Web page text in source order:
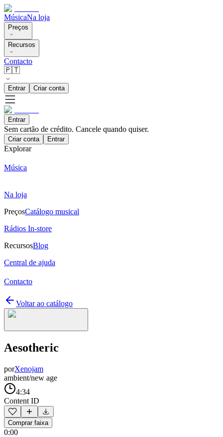
MúsicaNa loja
Preços
Recursos
Contacto
🇵🇹
Entrar Criar conta
Entrar
Sem cartão de crédito. Cancele quando quiser.
Criar conta Entrar
Explorar
Música
Na loja
PreçosCatálogo musical
Rádios In-store
RecursosBlog
Central de ajuda
Contacto
Voltar ao catálogo
Aesotheric
porXenojam
ambient/new age
4:34
Content ID
Comprar faixa
0:00